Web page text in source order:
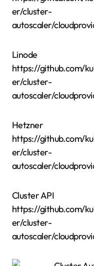
er/cluster-
autoscaler/
Linode
https://github.com/
er/cluster-
autoscaler/
Hetzner
https://github.com/
er/cluster-
autoscaler/
Cluster API
https://github.com/
er/cluster-
autoscaler/